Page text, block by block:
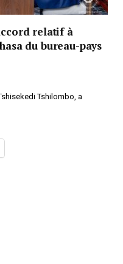
relatif à
du bureau-pays
Tshilombo, a